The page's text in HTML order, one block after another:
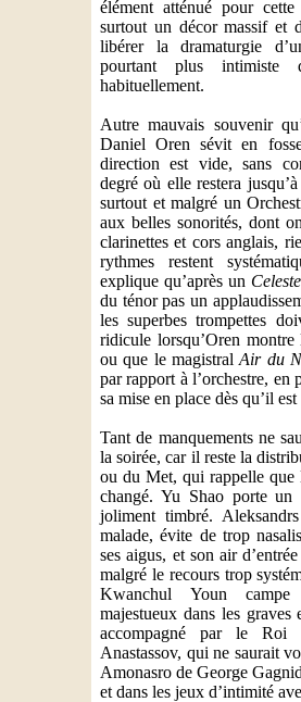
élément atténué pour
surtout un décor massif et
libérer la dramaturgie
pourtant plus
habituellement.
Autre mauvais souvenir
Daniel Oren sévit en
direction est vide, sans
degré où elle restera
surtout et malgré un
aux belles sonorités, dont
clarinettes et cors anglais,
rythmes restent
explique qu’après un
du ténor pas un
les superbes trompettes
ridicule lorsqu’Oren
ou que le magistralAir du
par rapport à l’orchestre,
sa mise en place dès qu’il
Tant de manquements ne
la soirée, car il reste la
ou du Met, qui rappelle que
changé. Yu Shao porte un
joliment timbré.
malade, évite de trop
ses aigus, et son air
malgré le recours trop
Kwanchul Youn
majestueux dans les graves
accompagné par le Roi
Anastassov, qui ne saurait
Amonasro de George
et dans les jeux d’intimité